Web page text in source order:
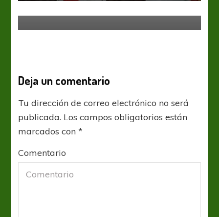
Deja un comentario
Tu dirección de correo electrónico no será
publicada. Los campos obligatorios están
marcados con*
Comentario